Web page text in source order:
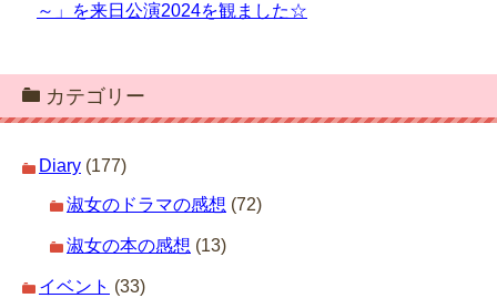
～」を来日公演2024を観ました☆
カテゴリー
Diary (177)
淑女のドラマの感想 (72)
淑女の本の感想 (13)
イベント (33)